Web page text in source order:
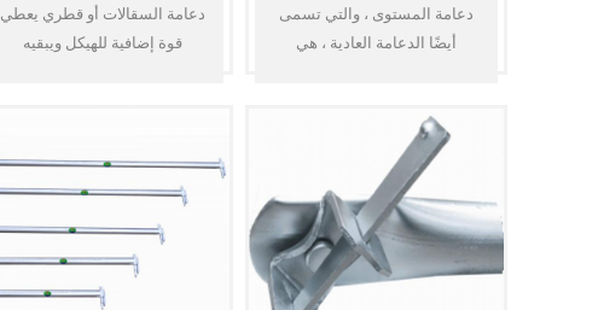
قوس الخليج
دعامة السقالات أو قطري يعطي
قوة إضافية للهيكل ويبقيه
مم بسمك 2.5 مم يستخدم مع
نهايات مصبوبة من الفولاذ والتي
، هدفين عادي ، دفتر
الأستاذ القطري
دعامة المستوى ، والتي تسمى
أيضًا الدعامة العادية ، هي
لقطر. يتم استخدامه في برج
السقالات المتحركة الكبيرة في
الخليج ويعطي قوة إضافية لهيكل
البر